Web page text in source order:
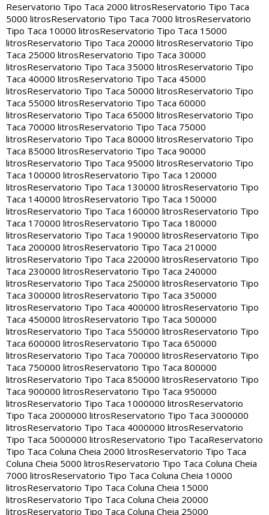
Reservatorio Tipo Taca 2000 litrosReservatorio Tipo Taca
5000 litrosReservatorio Tipo Taca 7000 litrosReservatorio
Tipo Taca 10000 litrosReservatorio Tipo Taca 15000
litrosReservatorio Tipo Taca 20000 litrosReservatorio Tipo
Taca 25000 litrosReservatorio Tipo Taca 30000
litrosReservatorio Tipo Taca 35000 litrosReservatorio Tipo
Taca 40000 litrosReservatorio Tipo Taca 45000
litrosReservatorio Tipo Taca 50000 litrosReservatorio Tipo
Taca 55000 litrosReservatorio Tipo Taca 60000
litrosReservatorio Tipo Taca 65000 litrosReservatorio Tipo
Taca 70000 litrosReservatorio Tipo Taca 75000
litrosReservatorio Tipo Taca 80000 litrosReservatorio Tipo
Taca 85000 litrosReservatorio Tipo Taca 90000
litrosReservatorio Tipo Taca 95000 litrosReservatorio Tipo
Taca 100000 litrosReservatorio Tipo Taca 120000
litrosReservatorio Tipo Taca 130000 litrosReservatorio Tipo
Taca 140000 litrosReservatorio Tipo Taca 150000
litrosReservatorio Tipo Taca 160000 litrosReservatorio Tipo
Taca 170000 litrosReservatorio Tipo Taca 180000
litrosReservatorio Tipo Taca 190000 litrosReservatorio Tipo
Taca 200000 litrosReservatorio Tipo Taca 210000
litrosReservatorio Tipo Taca 220000 litrosReservatorio Tipo
Taca 230000 litrosReservatorio Tipo Taca 240000
litrosReservatorio Tipo Taca 250000 litrosReservatorio Tipo
Taca 300000 litrosReservatorio Tipo Taca 350000
litrosReservatorio Tipo Taca 400000 litrosReservatorio Tipo
Taca 450000 litrosReservatorio Tipo Taca 500000
litrosReservatorio Tipo Taca 550000 litrosReservatorio Tipo
Taca 600000 litrosReservatorio Tipo Taca 650000
litrosReservatorio Tipo Taca 700000 litrosReservatorio Tipo
Taca 750000 litrosReservatorio Tipo Taca 800000
litrosReservatorio Tipo Taca 850000 litrosReservatorio Tipo
Taca 900000 litrosReservatorio Tipo Taca 950000
litrosReservatorio Tipo Taca 1000000 litrosReservatorio
Tipo Taca 2000000 litrosReservatorio Tipo Taca 3000000
litrosReservatorio Tipo Taca 4000000 litrosReservatorio
Tipo Taca 5000000 litrosReservatorio Tipo TacaReservatorio
Tipo Taca Coluna Cheia 2000 litrosReservatorio Tipo Taca
Coluna Cheia 5000 litrosReservatorio Tipo Taca Coluna Cheia
7000 litrosReservatorio Tipo Taca Coluna Cheia 10000
litrosReservatorio Tipo Taca Coluna Cheia 15000
litrosReservatorio Tipo Taca Coluna Cheia 20000
litrosReservatorio Tipo Taca Coluna Cheia 25000